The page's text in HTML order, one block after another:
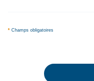
* Champs obligatoires